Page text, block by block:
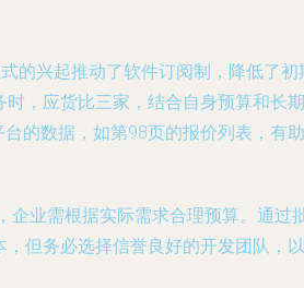
的兴起推动了软件订阅制，降低了初
，应货比三家，结合自身预算和长期
的数据，如第98页的报价列表，有助
企业需根据实际需求合理预算。通过
但务必选择信誉良好的开发团队，以